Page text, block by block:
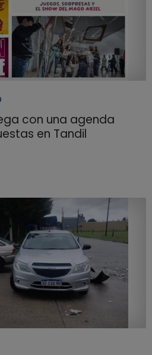
con una agenda
en Tandil